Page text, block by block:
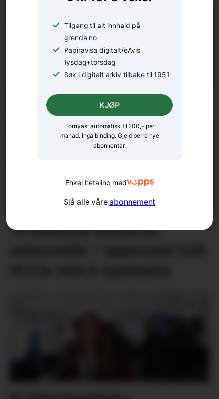
Tilgang til alt innhald på
grenda.no
Papiravisa digitalt/eAvis
tysdag+torsdag
Søk i digitalt arkiv tilbake til 1951
Fornyast automatisk til 200,- per
månad. Inga binding. Gjeld berre nye
abonnentar.
KJØP
Enkel betaling med
Sjå alle våre abonnement
Fellesgudsteneste på Ænes
18 bekrefta smitta av